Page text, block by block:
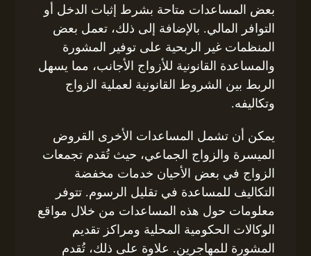
بعض المساعدات متاحة بشرط إثبات الدخل أو
التوافر المالي. بالإضافة إلى ذلك، تعمل بعض
المنظمات غير الربحية على توفير المشورة
والمساعدة القانونية للأزواج الأجانب، مما يسهل
الربط بين الشروط القانونية لعملية الزواج
وتكاليفه.
يمكن أن تشمل المساعدات الأخرى القروض
الميسرة والزواج الجماعي، حيث تُقدم تجمعات
الزواج في بعض الأحيان خدمات مخفضة
التكاليف للمساعدة في تقليل الرسوم. تتوفر
معلومات حول هذه المساعدات من خلال مواقع
الوكالات الحكومية المحلية ومراكز تقديم
المشورة للمهاجرين. علاوة على ذلك، تُقدم